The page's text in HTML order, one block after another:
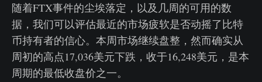
随着FTX事件的尘埃落定，以及几周的可用的数
据，我们可以评估最近的市场疲软是否动摇了比特
币持有者的信心。本周市场继续盘整，然而确实从
周初的高点17,036美元下跌，收于16,248美元，是本
周期的最低收盘价之一。